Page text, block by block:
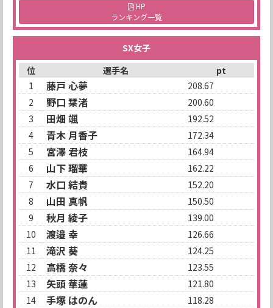
HP
ランキング一覧
SX女子
位
選手名
pt
1
藤戸 心夢
208.67
2
野口 栞渚
200.60
3
田畑 颯
192.52
4
青木 月香子
172.34
5
宮澤 君枝
164.94
6
山下 瑠華
162.22
7
水口 結貴
152.20
8
山田 真帆
150.50
9
秋月 綾子
139.00
10
渡邉 幸
126.66
11
滝沢 葵
124.25
12
高橋 奈々
123.55
13
矢頭 華蓮
121.80
14
手塚 はのん
118.28